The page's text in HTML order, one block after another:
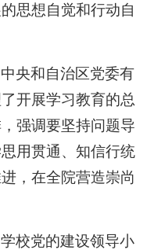
思想自觉和行动自
央和自治区党委有
开展学习教育的总
强调要坚持问题导
用贯通、知信行统
，在全院营造崇尚
校党的建设领导小